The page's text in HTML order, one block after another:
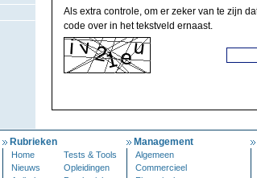
Als extra controle, om er zeker van te zijn
code over in het tekstveld ernaast.
Rubrieken
Home
Tests & Tools
Nieuws
Opleidingen
Management
Algemeen
Commercieel